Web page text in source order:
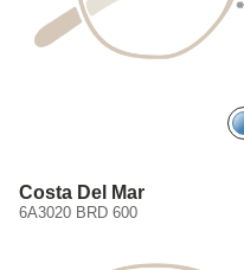
Costa Del Mar
6A3020 BRD 600